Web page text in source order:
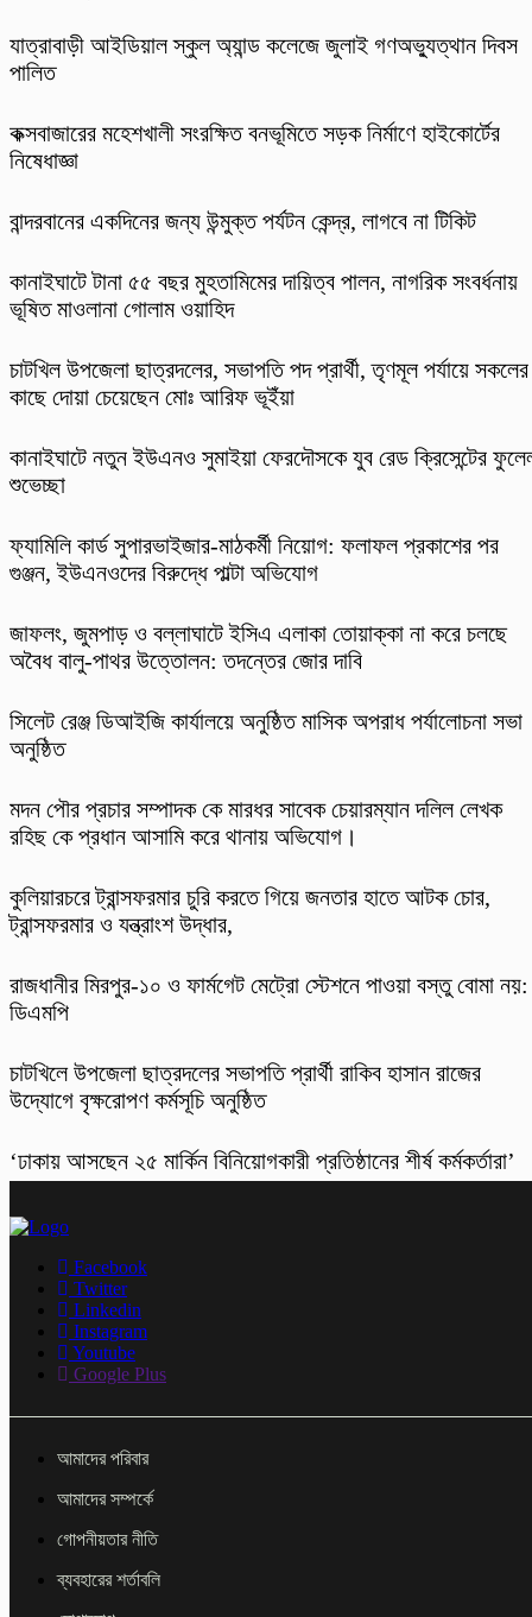
যাত্রাবাড়ী আইডিয়াল স্কুল অ্যান্ড কলেজে জুলাই গণঅভ্যুত্থান দিবস
পালিত
কক্সবাজারের মহেশখালী সংরক্ষিত বনভূমিতে সড়ক নির্মাণে হাইকোর্টের
নিষেধাজ্ঞা
বান্দরবানের একদিনের জন্য উন্মুক্ত পর্যটন কেন্দ্র, লাগবে না টিকিট
কানাইঘাটে টানা ৫৫ বছর মুহতামিমের দায়িত্ব পালন, নাগরিক সংবর্ধনায়
ভূষিত মাওলানা গোলাম ওয়াহিদ
চাটখিল উপজেলা ছাত্রদলের, সভাপতি পদ প্রার্থী, তৃণমূল পর্যায়ে সকলের
কাছে দোয়া চেয়েছেন মোঃ আরিফ ভূইঁয়া
কানাইঘাটে নতুন ইউএনও সুমাইয়া ফেরদৌসকে যুব রেড ক্রিসেন্টের
শুভেচ্ছা
ফ্যামিলি কার্ড সুপারভাইজার-মাঠকর্মী নিয়োগ: ফলাফল প্রকাশের পর
গুঞ্জন, ইউএনওদের বিরুদ্ধে পাল্টা অভিযোগ
​জাফলং, জুমপাড় ও বল্লাঘাটে ইসিএ এলাকা তোয়াক্কা না করে চলছে
অবৈধ বালু-পাথর উত্তোলন: তদন্তের জোর দাবি
‎সিলেট রেঞ্জ ডিআইজি কার্যালয়ে অনুষ্ঠিত মাসিক অপরাধ পর্যালোচনা সভা
অনুষ্ঠিত
মদন পৌর প্রচার সম্পাদক কে মারধর সাবেক চেয়ারম্যান দলিল লেখক
রহিছ কে প্রধান আসামি করে থানায় অভিযোগ।
কুলিয়ারচরে ট্রান্সফরমার চুরি করতে গিয়ে জনতার হাতে আটক চোর,
ট্রান্সফরমার ও যন্ত্রাংশ উদ্ধার,
রাজধানীর মিরপুর-১০ ও ফার্মগেট মেট্রো স্টেশনে পাওয়া বস্তু বোমা নয়:
ডিএমপি
চাটখিলে উপজেলা ছাত্রদলের সভাপতি প্রার্থী রাকিব হাসান রাজের
উদ্যোগে বৃক্ষরোপণ কর্মসূচি অনুষ্ঠিত
‘ঢাকায় আসছেন ২৫ মার্কিন বিনিয়োগকারী প্রতিষ্ঠানের শীর্ষ কর্মকর্তারা’
Facebook
Twitter
Linkedin
Instagram
Youtube
Google Plus
আমাদের পরিবার
আমাদের সম্পর্কে
গোপনীয়তার নীতি
ব্যবহারের শর্তাবলি